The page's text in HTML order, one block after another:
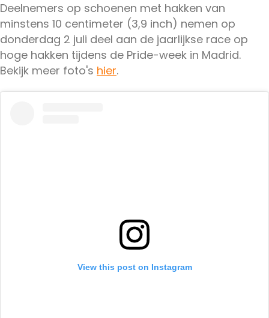
Deelnemers op schoenen met hakken van
minstens 10 centimeter (3,9 inch) nemen op
donderdag 2 juli deel aan de jaarlijkse race op
hoge hakken tijdens de Pride-week in Madrid.
Bekijk meer foto's hier.
View this post on Instagram